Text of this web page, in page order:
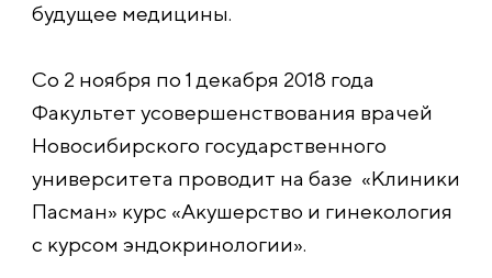
будущее медицины.
Со 2 ноября по 1 декабря 2018 года
Факультет усовершенствования врачей
Новосибирского государственного
университета проводит на базе «Клиники
Пасман» курс «Акушерство и гинекология
с курсом эндокринологии».